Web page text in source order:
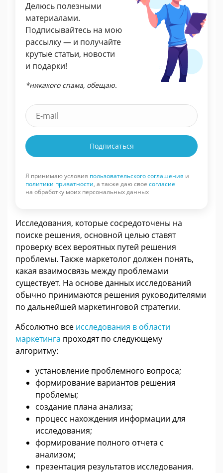
Делюсь полезными
материалами.
Подписывайтесь на мою
рассылку — и получайте
крутые статьи, новости
и подарки!
*никакого спама, обещаю.
Подписаться
Я принимаю условия пользовательского соглашения и
политики приватности, а также даю свое согласие
на обработку моих персональных данных
Исследования, которые сосредоточены на
поиске решения, основной целью ставят
проверку всех вероятных путей решения
проблемы. Также маркетолог должен понять,
какая взаимосвязь между проблемами
существует. На основе данных исследований
обычно принимаются решения руководителями
по дальнейшей маркетинговой стратегии.
Абсолютно все исследования в области
маркетинга проходят по следующему
алгоритму:
установление проблемного вопроса;
формирование вариантов решения
проблемы;
создание плана анализа;
процесс нахождения информации для
исследования;
формирование полного отчета с
анализом;
презентация результатов исследования.